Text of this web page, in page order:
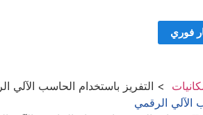
فوري
التفريز باستخدام الحاسب الآلي
الآلي الرقمي